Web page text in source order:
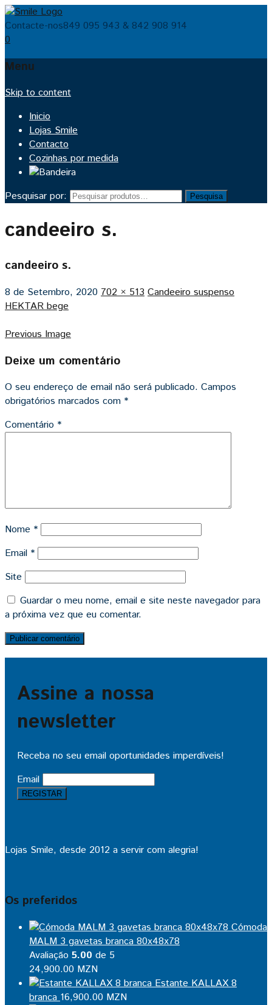
Contacte-nos849 095 943 & 842 908 914
0
Menu
Skip to content
Inicio
Lojas Smile
Contacto
Cozinhas por medida
Pesquisar por: Pesquisa
candeeiro s.
candeeiro s.
8 de Setembro, 2020 702 × 513 Candeeiro suspenso
HEKTAR bege
Previous Image
Deixe um comentário
O seu endereço de email não será publicado. Campos
obrigatórios marcados com *
Comentário *
Nome *
Email *
Site
Guardar o meu nome, email e site neste navegador para
a próxima vez que eu comentar.
Assine a nossa
newsletter
Receba no seu email oportunidades imperdíveis!
Email
Lojas Smile, desde 2012 a servir com alegria!
Os preferidos
Cómoda
MALM 3 gavetas branca 80x48x78
Avaliação 5.00 de 5
24,900.00 MZN
Estante KALLAX 8
branca 16,900.00 MZN